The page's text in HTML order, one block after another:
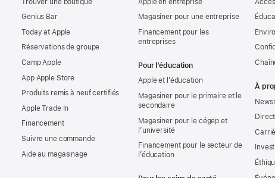
Genius Bar
Today at Apple
Réservations de groupe
Camp Apple
App Apple Store
Produits remis à neuf certifiés
Apple Trade In
Financement
Suivre une commande
Aide au magasinage
Magasiner pour une entreprise
Financement pour les
entreprises
Pour l’éducation
Apple et l’éducation
Magasiner pour le primaire et le
secondaire
Magasiner pour le cégep et
l’université
Financement pour le secteur de
l’éducation
À